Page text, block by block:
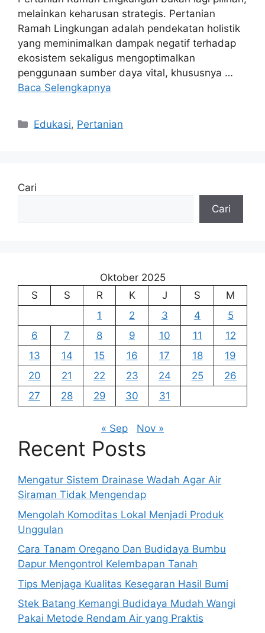
melainkan keharusan strategis. Pertanian
Ramah Lingkungan adalah pendekatan holistik
yang meminimalkan dampak negatif terhadap
ekosistem sekaligus mengoptimalkan
penggunaan sumber daya vital, khususnya …
Baca Selengkapnya
Kategori
Edukasi, Pertanian
Cari
Cari
Oktober 2025
S
S R K J S
M
1
2 3 4
5
6
7 8 9 10 11
12
13
14 15 16 17 18
19
20
21 22 23 24 25
26
27
28 29 30 31
« Sep Nov »
Recent Posts
Mengatur Sistem Drainase Wadah Agar Air
Siraman Tidak Mengendap
Mengolah Komoditas Lokal Menjadi Produk
Unggulan
Cara Tanam Oregano Dan Budidaya Bumbu
Dapur Mengontrol Kelembapan Tanah
Tips Menjaga Kualitas Kesegaran Hasil Bumi
Stek Batang Kemangi Budidaya Mudah Wangi
Pakai Metode Rendam Air yang Praktis